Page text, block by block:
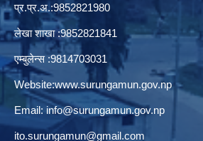
प्र.प्र.अ.:9852821980
लेखा शाखा :9852821841
एम्बुलेन्स :9814703031
Website:www.surungamun.gov.np
Email: info@surungamun.gov.np
ito.surungamun@gmail.com